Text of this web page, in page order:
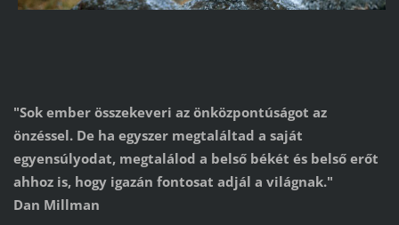
"Sok ember összekeveri az önközpontúságot az
önzéssel. De ha egyszer megtaláltad a saját
egyensúlyodat, megtalálod a belső békét és belső erőt
ahhoz is, hogy igazán fontosat adjál a világnak."
Dan Millman